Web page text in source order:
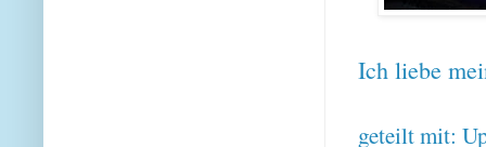
Ich liebe
geteilt mit: